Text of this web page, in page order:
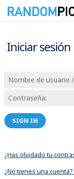
Iniciar sesión
SIGN IN
¿Has olvidado tu
¿No tienes una cuenta?